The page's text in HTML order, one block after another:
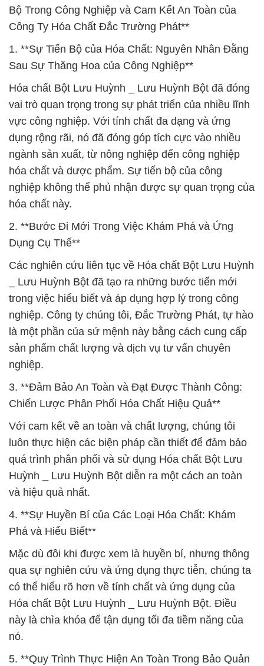
Bộ Trong Công Nghiệp và Cam Kết An Toàn của
Công Ty Hóa Chất Đắc Trường Phát**
1. **Sự Tiến Bộ của Hóa Chất: Nguyên Nhân Đằng
Sau Sự Thăng Hoa của Công Nghiệp**
Hóa chất Bột Lưu Huỳnh _ Lưu Huỳnh Bột đã đóng
vai trò quan trọng trong sự phát triển của nhiều lĩnh
vực công nghiệp. Với tính chất đa dạng và ứng
dụng rộng rãi, nó đã đóng góp tích cực vào nhiều
ngành sản xuất, từ nông nghiệp đến công nghiệp
hóa chất và dược phẩm. Sự tiến bộ của công
nghiệp không thể phủ nhận được sự quan trọng của
hóa chất này.
2. **Bước Đi Mới Trong Việc Khám Phá và Ứng
Dụng Cụ Thể**
Các nghiên cứu liên tục về Hóa chất Bột Lưu Huỳnh
_ Lưu Huỳnh Bột đã tạo ra những bước tiến mới
trong việc hiểu biết và áp dụng hợp lý trong công
nghiệp. Công ty chúng tôi, Đắc Trường Phát, tự hào
là một phần của sứ mệnh này bằng cách cung cấp
sản phẩm chất lượng và dịch vụ tư vấn chuyên
nghiệp.
3. **Đảm Bảo An Toàn và Đạt Được Thành Công:
Chiến Lược Phân Phối Hóa Chất Hiệu Quả**
Với cam kết về an toàn và chất lượng, chúng tôi
luôn thực hiện các biện pháp cần thiết để đảm bảo
quá trình phân phối và sử dụng Hóa chất Bột Lưu
Huỳnh _ Lưu Huỳnh Bột diễn ra một cách an toàn
và hiệu quả nhất.
4. **Sự Huyền Bí của Các Loại Hóa Chất: Khám
Phá và Hiểu Biết**
Mặc dù đôi khi được xem là huyền bí, nhưng thông
qua sự nghiên cứu và ứng dụng thực tiễn, chúng ta
có thể hiểu rõ hơn về tính chất và ứng dụng của
Hóa chất Bột Lưu Huỳnh _ Lưu Huỳnh Bột. Điều
này là chìa khóa để tận dụng tối đa tiềm năng của
nó.
5. **Quy Trình Thực Hiện An Toàn Trong Bảo Quản